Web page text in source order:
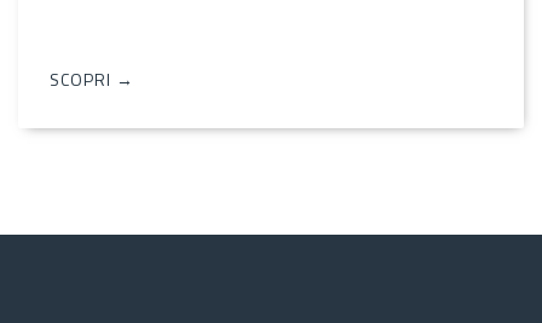
SCOPRI →